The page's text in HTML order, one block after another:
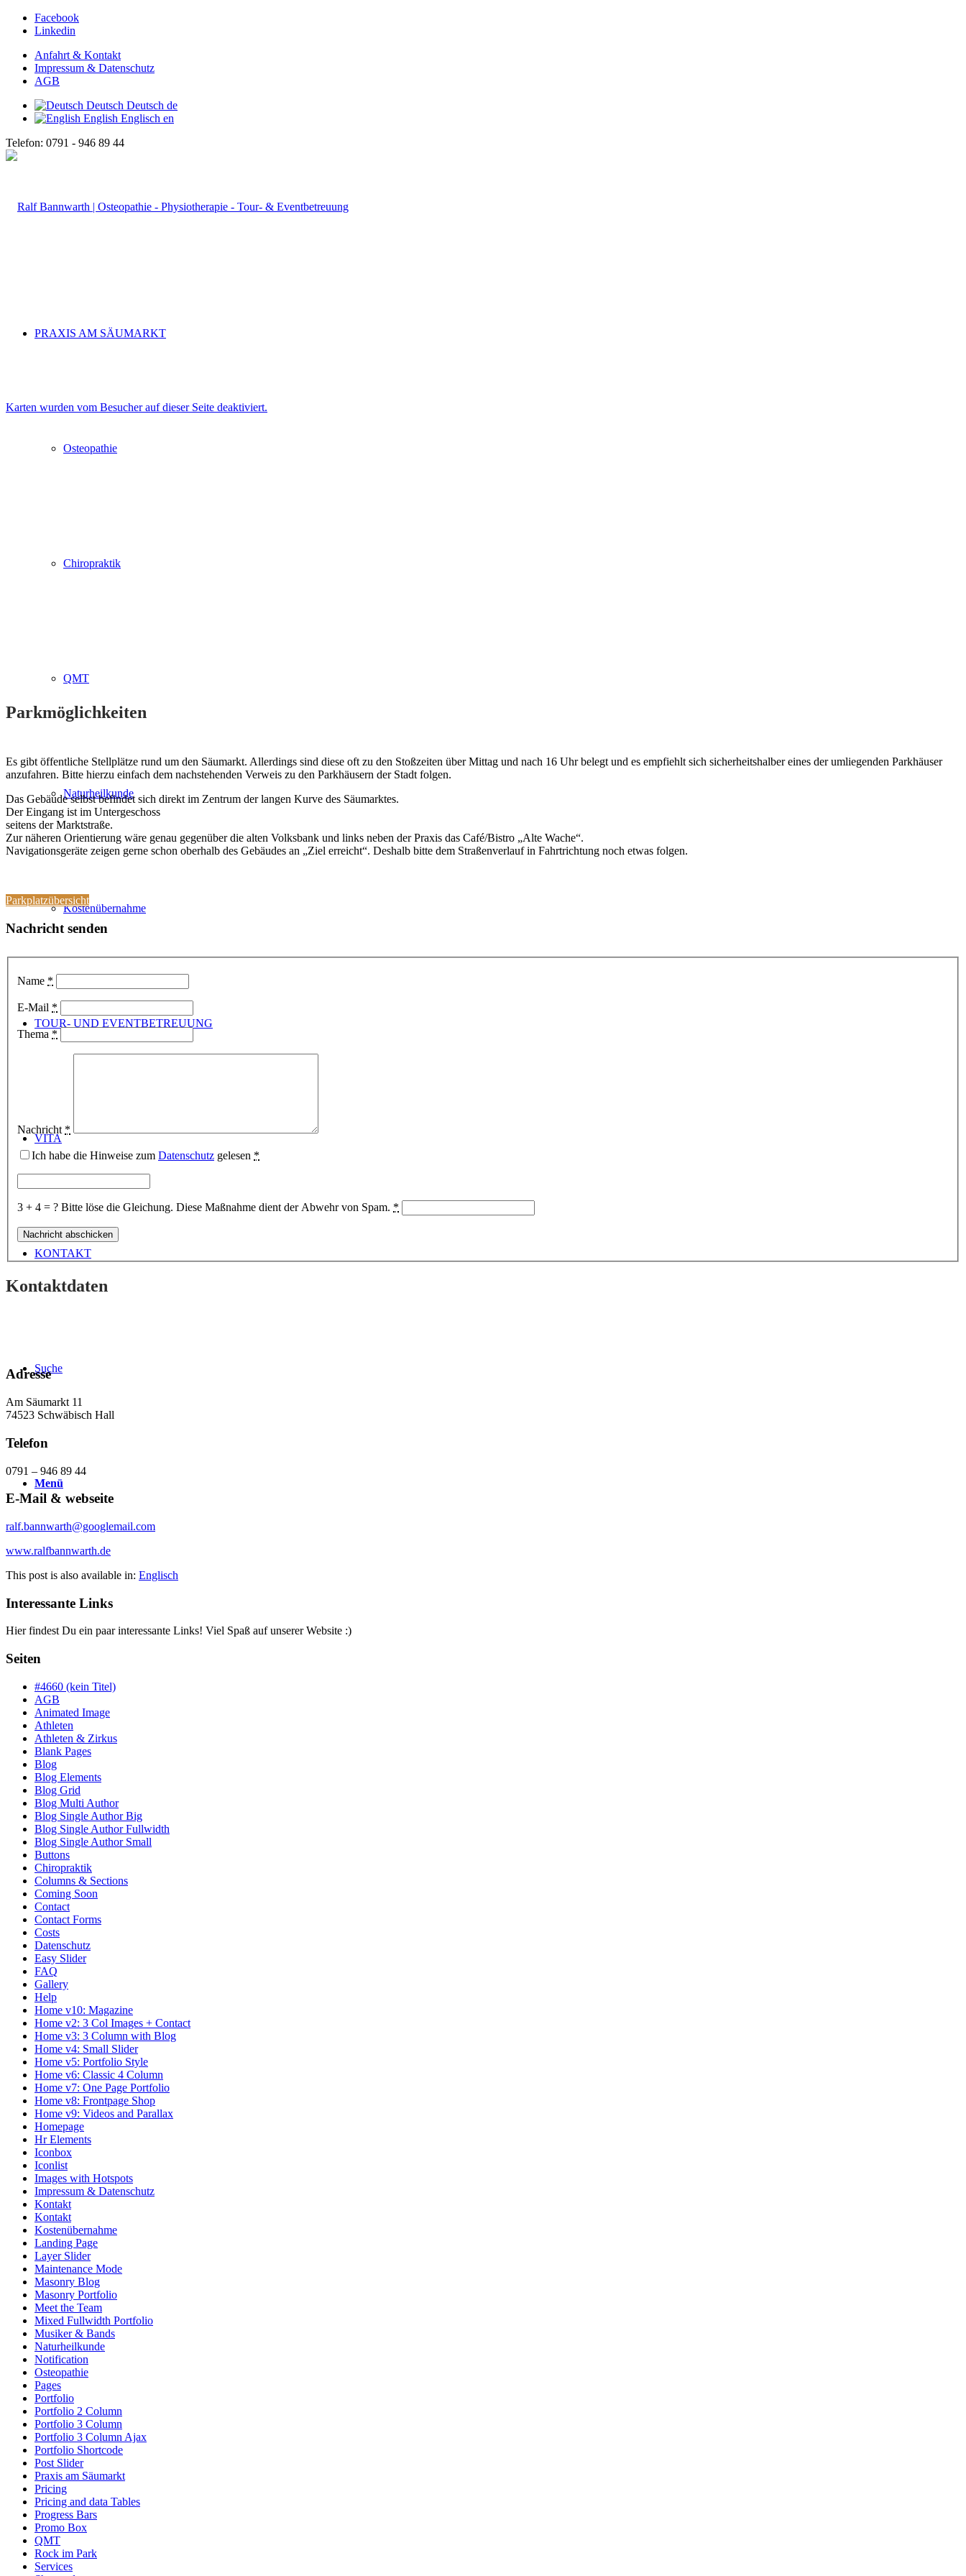
Facebook
Linkedin
Anfahrt & Kontakt
Impressum & Datenschutz
AGB
Deutsch Deutsch de
English Englisch en
Telefon: 0791 - 946 89 44
PRAXIS AM SÄUMARKT
Osteopathie
Chiropraktik
QMT
Naturheilkunde
Kostenübernahme
TOUR- UND EVENTBETREUUNG
VITA
KONTAKT
Suche
Menü
Karten wurden vom Besucher auf dieser Seite deaktiviert.
Parkmöglichkeiten
Es gibt öffentliche Stellplätze rund um den Säumarkt. Allerdings sind diese oft zu den Stoßzeiten über Mittag und nach 16 Uhr belegt und es empfiehlt sich sicherheitshalber eines der umliegenden Parkhäuser
anzufahren. Bitte hierzu einfach dem nachstehenden Verweis zu den Parkhäusern der Stadt folgen.
Das Gebäude selbst befindet sich direkt im Zentrum der langen Kurve des Säumarktes.
Der Eingang ist im Untergeschoss
seitens der Marktstraße.
Zur näheren Orientierung wäre genau gegenüber die alten Volksbank und links neben der Praxis das Café/Bistro „Alte Wache“.
Navigationsgeräte zeigen gerne schon oberhalb des Gebäudes an „Ziel erreicht“. Deshalb bitte dem Straßenverlauf in Fahrtrichtung noch etwas folgen.
Parkplatzübersicht
Nachricht senden
Name *
E-Mail *
Thema *
Nachricht *
Ich habe die Hinweise zum Datenschutz gelesen *
3 + 4 = ? Bitte löse die Gleichung. Diese Maßnahme dient der Abwehr von Spam. *
Kontaktdaten
Adresse
Am Säumarkt 11
74523 Schwäbisch Hall
Telefon
0791 – 946 89 44
E-Mail & webseite
ralf.bannwarth@googlemail.com
www.ralfbannwarth.de
This post is also available in: Englisch
Interessante Links
Hier findest Du ein paar interessante Links! Viel Spaß auf unserer Website :)
Seiten
#4660 (kein Titel)
AGB
Animated Image
Athleten
Athleten & Zirkus
Blank Pages
Blog
Blog Elements
Blog Grid
Blog Multi Author
Blog Single Author Big
Blog Single Author Fullwidth
Blog Single Author Small
Buttons
Chiropraktik
Columns & Sections
Coming Soon
Contact
Contact Forms
Costs
Datenschutz
Easy Slider
FAQ
Gallery
Help
Home v10: Magazine
Home v2: 3 Col Images + Contact
Home v3: 3 Column with Blog
Home v4: Small Slider
Home v5: Portfolio Style
Home v6: Classic 4 Column
Home v7: One Page Portfolio
Home v8: Frontpage Shop
Home v9: Videos and Parallax
Homepage
Hr Elements
Iconbox
Iconlist
Images with Hotspots
Impressum & Datenschutz
Kontakt
Kontakt
Kostenübernahme
Landing Page
Layer Slider
Maintenance Mode
Masonry Blog
Masonry Portfolio
Meet the Team
Mixed Fullwidth Portfolio
Musiker & Bands
Naturheilkunde
Notification
Osteopathie
Pages
Portfolio
Portfolio 2 Column
Portfolio 3 Column
Portfolio 3 Column Ajax
Portfolio Shortcode
Post Slider
Praxis am Säumarkt
Pricing
Pricing and data Tables
Progress Bars
Promo Box
QMT
Rock im Park
Services